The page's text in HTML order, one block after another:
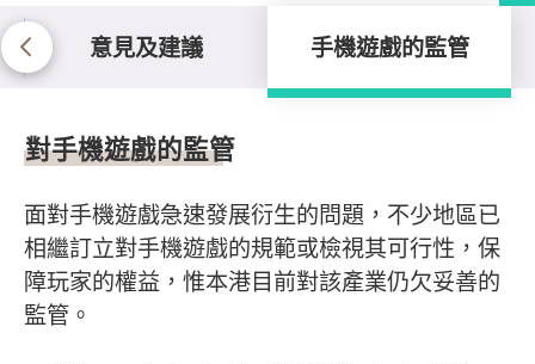
意見及建議 手機遊戲的監管
對手機遊戲的監管
面對手機遊戲急速發展衍生的問題，不少地區已
相繼訂立對手機遊戲的規範或檢視其可行性，保
障玩家的權益，惟本港目前對該產業仍欠妥善的
監管。